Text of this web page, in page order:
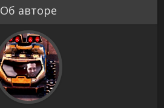
Об авторе